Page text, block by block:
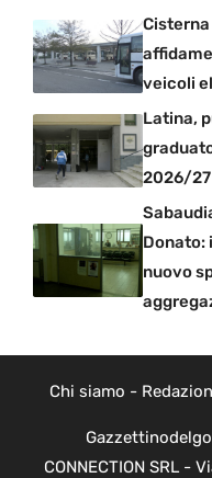
veicoli
Latina,
2026/27
Donato:
nuovo
Chi siamo -
CONNECTION SRL -